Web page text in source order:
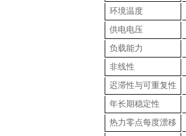
环境温度
供电电压
负载能力
非线性
迟滞性与可重复性
年长期稳定性
热力零点每度漂移